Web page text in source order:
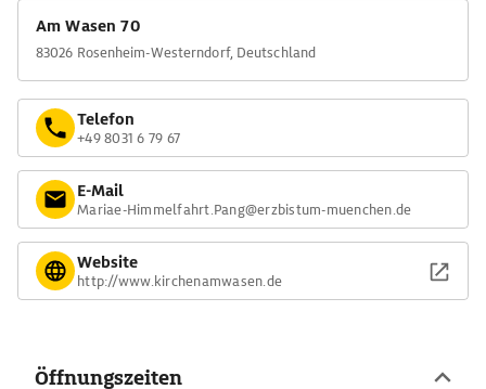
Am Wasen 70
83026 Rosenheim-Westerndorf, Deutschland
Telefon
+49 8031 6 79 67
E-Mail
Mariae-Himmelfahrt.Pang@erzbistum-muenchen.de
Website
http://www.kirchenamwasen.de
Öffnungszeiten